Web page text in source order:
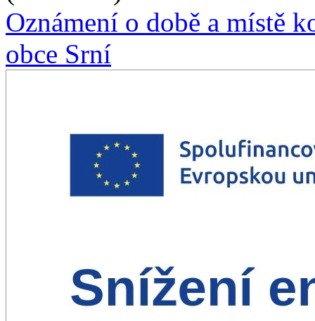
Oznámení o době a místě
obce Srní